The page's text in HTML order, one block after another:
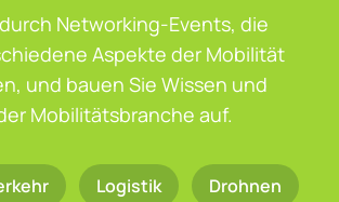
Networking-Events, die
Aspekte der Mobilität
und bauen Sie Wissen und
Mobilitätsbranche auf.
Logistik Drohnen